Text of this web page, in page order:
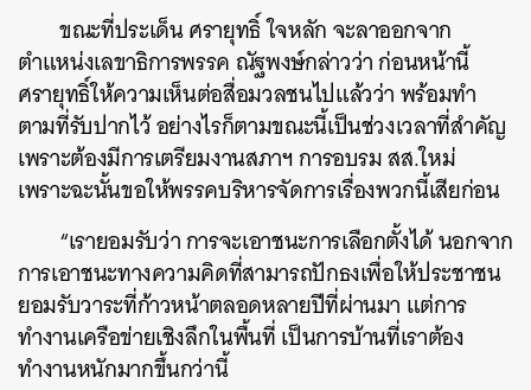
ขณะที่ประเด็น ศรายุทธิ์ ใจหลัก จะลาออกจาก
ตำแหน่งเลขาธิการพรรค ณัฐพงษ์กล่าวว่า ก่อนหน้านี้
ศรายุทธิ์ให้ความเห็นต่อสื่อมวลชนไปแล้วว่า พร้อมทำ
ตามที่รับปากไว้ อย่างไรก็ตามขณะนี้เป็นช่วงเวลาที่สำคัญ
เพราะต้องมีการเตรียมงานสภาฯ การอบรม สส.ใหม่
เพราะฉะนั้นขอให้พรรคบริหารจัดการเรื่องพวกนี้เสียก่อน
“เรายอมรับว่า การจะเอาชนะการเลือกตั้งได้ นอกจาก
การเอาชนะทางความคิดที่สามารถปักธงเพื่อให้ประชาชน
ยอมรับวาระที่ก้าวหน้าตลอดหลายปีที่ผ่านมา แต่การ
ทำงานเครือข่ายเชิงลึกในพื้นที่ เป็นการบ้านที่เราต้อง
ทำงานหนักมากขึ้นกว่านี้
ค้นหา
SHARE TWEET LINE EMAIL